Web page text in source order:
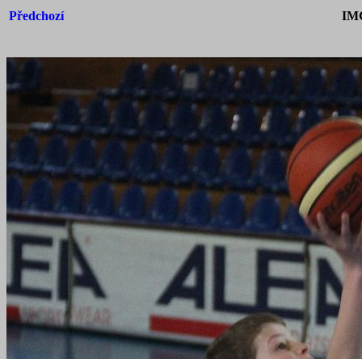
Předchozí